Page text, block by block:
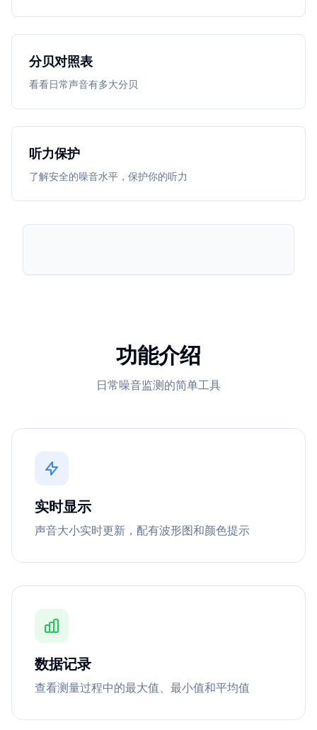
分贝对照表
看看日常声音有多大分贝
听力保护
了解安全的噪音水平，保护你的听力
功能介绍
日常噪音监测的简单工具
实时显示
声音大小实时更新，配有波形图和颜色提示
数据记录
查看测量过程中的最大值、最小值和平均值